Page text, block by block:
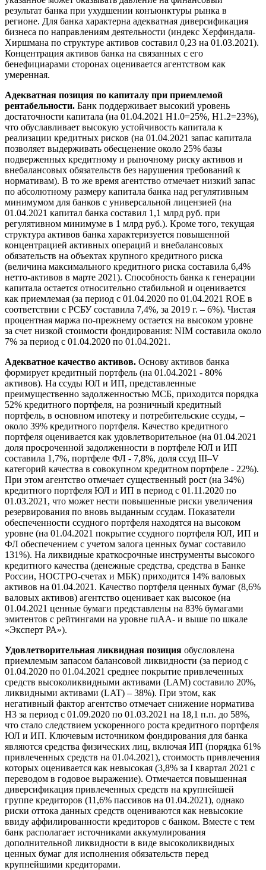
результат банка при ухудшении конъюнктуры рынка в
регионе. Для банка характерна адекватная диверсификация
бизнеса по направлениям деятельности (индекс Херфиндаля-
Хиршмана по структуре активов составил 0,23 на 01.03.2021).
Концентрация активов банка на связанных с его
бенефициарами сторонах оценивается агентством как
умеренная.
Адекватная позиция по капиталу при приемлемой
рентабельности. Банк поддерживает высокий уровень
достаточности капитала (на 01.04.2021 Н1.0=25%, Н1.2=23%),
что обуславливает высокую устойчивость капитала к
реализации кредитных рисков (на 01.04.2021 запас капитала
позволяет выдерживать обесценение около 25% базы
подверженных кредитному и рыночному риску активов и
внебалансовых обязательств без нарушения требований к
нормативам). В то же время агентство отмечает низкий запас
по абсолютному размеру капитала банка над регулятивным
минимумом для банков с универсальной лицензией (на
01.04.2021 капитал банка составил 1,1 млрд руб. при
регулятивном минимуме в 1 млрд руб.). Кроме того, текущая
структура активов банка характеризуется повышенной
концентрацией активных операций и внебалансовых
обязательств на объектах крупного кредитного риска
(величина максимального кредитного риска составила 6,4%
нетто-активов в марте 2021). Способность банка к генерации
капитала остается относительно стабильной и оценивается
как приемлемая (за период с 01.04.2020 по 01.04.2021 ROE в
соответствии с РСБУ составила 7,4%, за 2019 г. – 6%). Чистая
процентная маржа по-прежнему остается на высоком уровне
за счет низкой стоимости фондирования: NIM составила около
7% за период с 01.04.2020 по 01.04.2021.
Адекватное качество активов. Основу активов банка
формирует кредитный портфель (на 01.04.2021 - 80%
активов). На ссуды ЮЛ и ИП, представленные
преимущественно задолженностью МСБ, приходится порядка
52% кредитного портфеля, на розничный кредитный
портфель, в основном ипотеку и потребительские ссуды, –
около 39% кредитного портфеля. Качество кредитного
портфеля оценивается как удовлетворительное (на 01.04.2021
доля просроченной задолженности в портфеле ЮЛ и ИП
составила 1,7%, портфеле ФЛ - 7,8%, доля ссуд III–V
категорий качества в совокупном кредитном портфеле - 22%).
При этом агентство отмечает существенный рост (на 34%)
кредитного портфеля ЮЛ и ИП в период с 01.11.2020 по
01.03.2021, что может нести повышенные риски увеличения
резервирования по вновь выданным ссудам. Показатели
обеспеченности ссудного портфеля находятся на высоком
уровне (на 01.04.2021 покрытие ссудного портфеля ЮЛ, ИП и
ФЛ обеспечением с учетом залога ценных бумаг составило
131%). На ликвидные краткосрочные инструменты высокого
кредитного качества (денежные средства, средства в Банке
России, НОСТРО-счетах и МБК) приходится 14% валовых
активов на 01.04.2021. Качество портфеля ценных бумаг (8,6%
валовых активов) агентство оценивает как высокое (на
01.04.2021 ценные бумаги представлены на 83% бумагами
эмитентов с рейтингами на уровне ruAA- и выше по шкале
«Эксперт РА»).
Удовлетворительная ликвидная позиция обусловлена
приемлемым запасом балансовой ликвидности (за период с
01.04.2020 по 01.04.2021 среднее покрытие привлеченных
средств высоколиквидными активами (LAM) составило 20%,
ликвидными активами (LAT) – 38%). При этом, как
негативный фактор агентство отмечает снижение норматива
Н3 за период с 01.09.2020 по 01.03.2021 на 18,1 п.п. до 58%,
что стало следствием ускоренного роста кредитного портфеля
ЮЛ и ИП. Ключевым источником фондирования для банка
являются средства физических лиц, включая ИП (порядка 61%
привлеченных средств на 01.04.2021), стоимость привлечения
которых оценивается как невысокая (3,8% за I квартал 2021 с
переводом в годовое выражение). Отмечается повышенная
диверсификация привлеченных средств на крупнейшей
группе кредиторов (11,6% пассивов на 01.04.2021), однако
риски оттока данных средств оцениваются как невысокие
ввиду аффилированности кредиторов с банком. Вместе с тем
банк располагает источниками аккумулирования
дополнительной ликвидности в виде высоколиквидных
ценных бумаг для исполнения обязательств перед
крупнейшими кредиторами.